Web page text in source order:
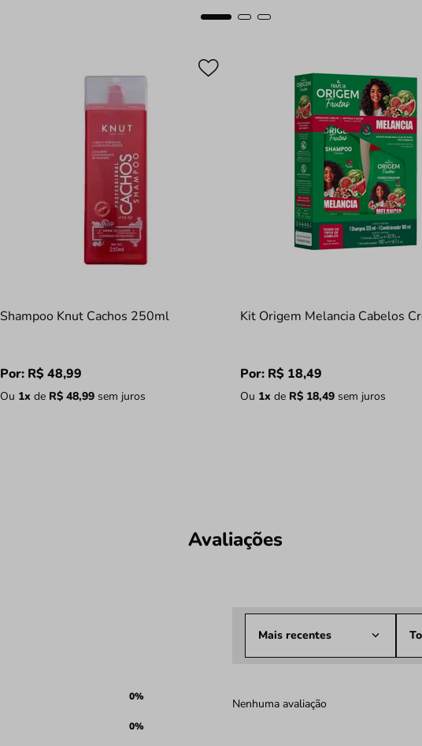
Shampoo Knut Cachos 250ml
Por: R$ 48,99
Ou 1x de R$ 48,99sem juros
Kit Origem Melancia Cabelos
Por: R$ 18,49
Ou 1x de R$ 18,49sem juros
Avaliações
0%
0%
Mais recentes
Nenhuma avaliação